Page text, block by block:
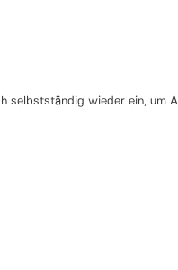
wieder ein, um